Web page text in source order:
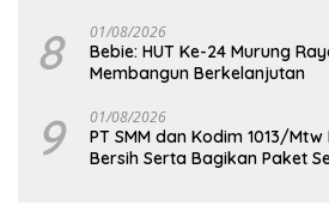
8 01/08/2026
Bebie: HUT Ke-24 Murung
Membangun Berkelanjutan
9 01/08/2026
PT SMM dan Kodim 1013/
Bersih Serta Bagikan Paket